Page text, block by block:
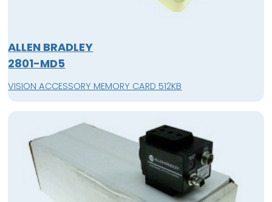
ALLEN BRADLEY
2801-MD5
VISION ACCESSORY MEMORY CARD 512KB